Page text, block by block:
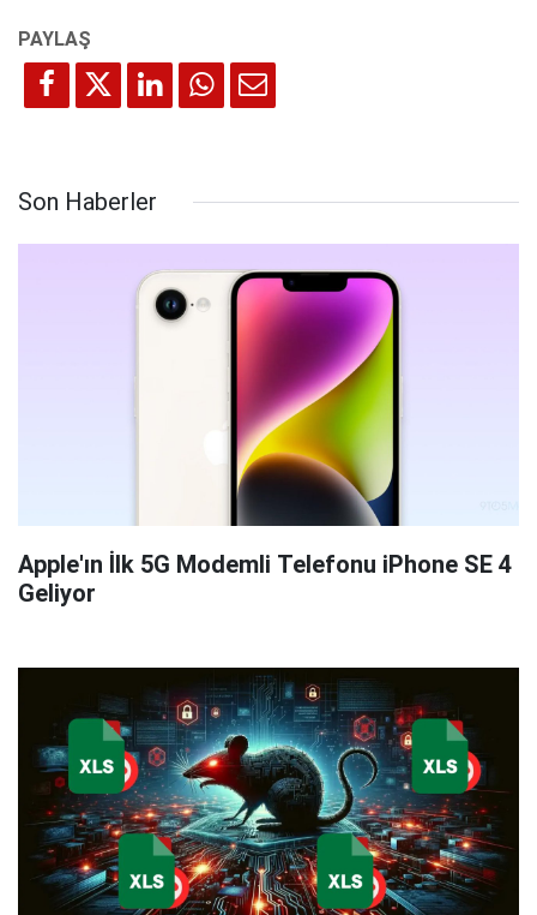
Son Haberler
Apple'ın İlk 5G Modemli Telefonu iPhone SE 4
Geliyor